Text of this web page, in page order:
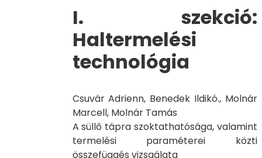
I. szekció:
Haltermelési
technológia
Csuvár Adrienn, Benedek Ildikó., Molnár
Marcell, Molnár Tamás
A süllő tápra szoktathatósága, valamint
termelési paraméterei közti
összefüggés vizsgálata